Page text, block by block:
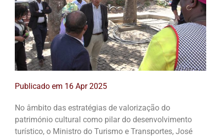
Publicado em 16 Apr 2025
No âmbito das estratégias de valorização do
património cultural como pilar do desenvolvimento
turístico, o Ministro do Turismo e Transportes, José